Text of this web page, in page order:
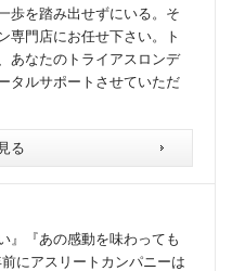
歩を踏み出せずにいる。そ
専門店にお任せ下さい。ト
あなたのトライアスロンデ
タルサポートさせていただ
る
』『あの感動を味わっても
にアスリートカンパニーは